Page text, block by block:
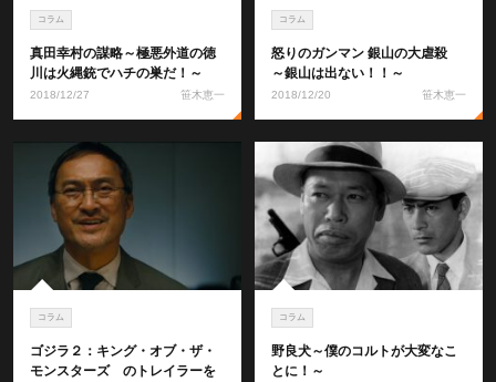
コラム
真田幸村の謀略～極悪外道の徳
川は火縄銃でハチの巣だ！～
2018/12/27 笹木恵一
コラム
怒りのガンマン 銀山の大虐殺
～銀山は出ない！！～
2018/12/20 笹木恵一
コラム
ゴジラ２：キング・オブ・ザ・
モンスターズ のトレイラーを
コラム
野良犬～僕のコルトが大変なこ
とに！～